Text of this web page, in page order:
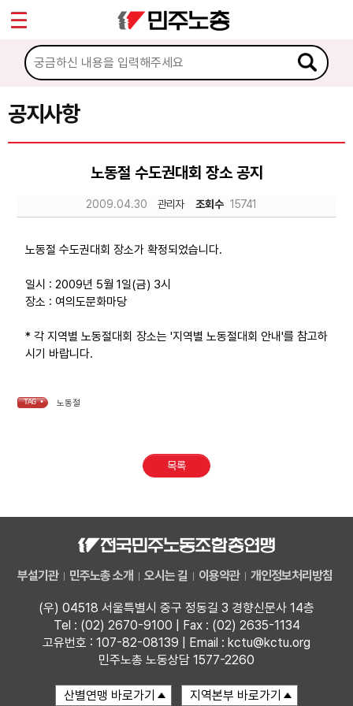
공지사항
노동절 수도권대회 장소 공지
2009.04.30 관리자 조회수 15741
노동절 수도권대회 장소가 확정되었습니다.
일시 : 2009년 5월 1일(금) 3시
장소 : 여의도문화마당
* 각 지역별 노동절대회 장소는 '지역별 노동절대회 안내'를 참고하
시기 바랍니다.
TAG • 노동절
목록
부설기관 민주노총 소개 오시는 길 이용약관 개인정보처리방침
(우) 04518 서울특별시 중구 정동길 3 경향신문사 14층
Tel : (02) 2670-9100 | Fax : (02) 2635-1134
고유번호 : 107-82-08139 | Email : kctu@kctu.org
민주노총 노동상담 1577-2260
마이페이지
소개
소식
공지사항
노동상담
자료
부설기관
Sketchbook5, 스케치북5
Sketchbook5, 스케치북5